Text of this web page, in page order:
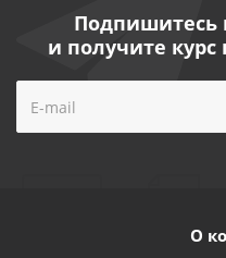
Подпишитесь
и получите курс
О